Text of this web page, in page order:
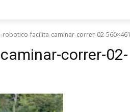
robotico-facilita-caminar-correr-02-560×461
correr-02-